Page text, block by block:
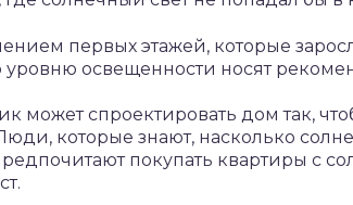
первых этажей, которые
освещенности носят
может спроектировать дом так,
которые знают, насколько
покупать квартиры с